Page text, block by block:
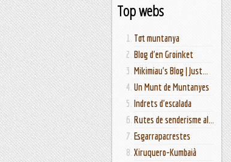
Top webs
Tot muntanya
Blog d'en Groinket
Mikimiau's Blog | Just...
Un Munt de Muntanyes
Indrets d'escalada
Rutes de senderisme al...
Esgarrapacrestes
Xiruquero-Kumbaià